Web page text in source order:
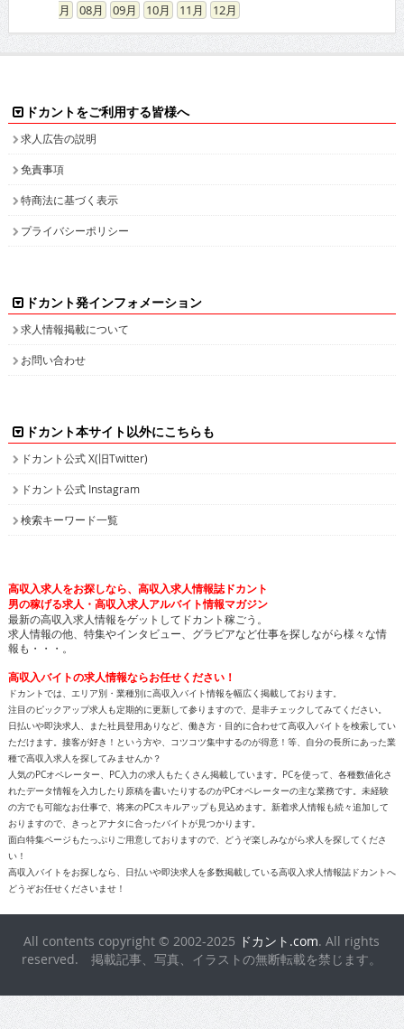
08
09 10 11 12
ドカントをご利用する皆様へ
求人広告の説明
免責事項
特商法に基づく表示
プライバシーポリシー
ドカント発インフォメーション
求人情報掲載について
お問い合わせ
ドカント本サイト以外にこちらも
ドカント公式 X(旧Twitter)
ドカント公式 Instagram
検索キーワード一覧
高収入求人をお探しなら、高収入求人情報誌ドカント
男の稼げる求人・高収入求人アルバイト情報マガジン
最新の高収入求人情報をゲットしてドカント稼ごう。
求人情報の他、特集やインタビュー、グラビアなど仕事を探しながら様々な情
報も・・・。
高収入バイトの求人情報ならお任せください！
ドカントでは、エリア別・業種別に高収入バイト情報を幅広く掲載しております。
注目のピックアップ求人も定期的に更新して参りますので、是非チェックしてみてください。
日払いや即決求人、また社員登用ありなど、働き方・目的に合わせて高収入バイトを検索してい
ただけます。接客が好き！という方や、コツコツ集中するのが得意！等、自分の長所にあった業
種で高収入求人を探してみませんか？
人気のPCオペレーター、PC入力の求人もたくさん掲載しています。PCを使って、各種数値化さ
れたデータ情報を入力したり原稿を書いたりするのがPCオペレーターの主な業務です。未経験
の方でも可能なお仕事で、将来のPCスキルアップも見込めます。新着求人情報も続々追加して
おりますので、きっとアナタに合ったバイトが見つかります。
面白特集ページもたっぷりご用意しておりますので、どうぞ楽しみながら求人を探してくださ
い！
高収入バイトをお探しなら、日払いや即決求人を多数掲載している高収入求人情報誌ドカントへ
どうぞお任せくださいませ！
All contents copyright © 2002-2025 ドカント.com. All rights
reserved. 掲載記事、写真、イラストの無断転載を禁じます。